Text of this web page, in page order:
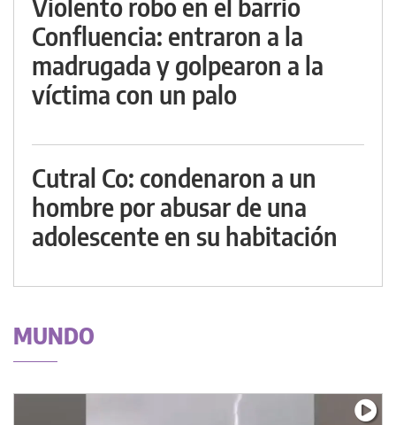
Violento robo en el barrio
Confluencia: entraron a la
madrugada y golpearon a la
víctima con un palo
Cutral Co: condenaron a un
hombre por abusar de una
adolescente en su habitación
MUNDO